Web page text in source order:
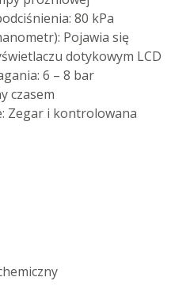
80 kPa
Pojawia się
dotykowym LCD
6 – 8 bar
czasem
Zegar i kontrolowana